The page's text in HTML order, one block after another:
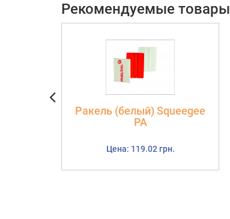
Рекомендуемые товары
Ракель (белый) Squeegee
РА
Цена: 119.02 грн.